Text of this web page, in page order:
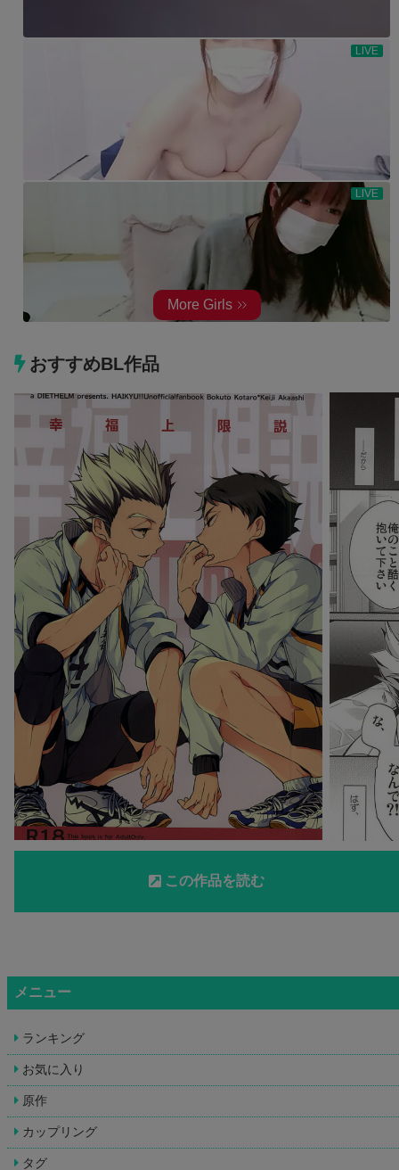
おすすめBL作品
この作品を読む
メニュー
ランキング
お気に入り
原作
カップリング
タグ